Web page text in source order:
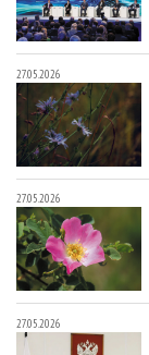
27.05.2026
27.05.2026
27.05.2026